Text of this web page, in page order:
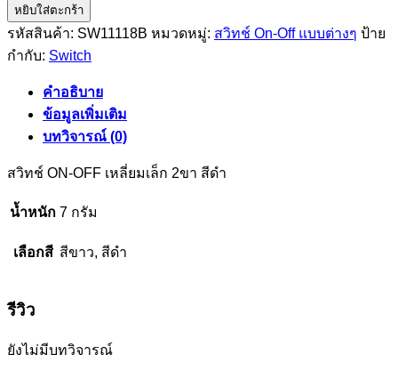
ส
วิ
ทช์
OFF
เหลี่ยม
เล็ก
สีดำ
หยิบใส่ตะกร้า
รหัสสินค้า: SW11118B หมวดหมู่: สวิทช์ On-Off แบบต่างๆ ป้าย
กำกับ: Switch
คำอธิบาย
ข้อมูลเพิ่มเติม
บทวิจารณ์ (0)
สวิทช์ ON-OFF เหลี่ยมเล็ก 2ขา สีดำ
น้ำหนัก 7 กรัม
เลือกสี สีขาว, สีดำ
รีวิว
ยังไม่มีบทวิจารณ์